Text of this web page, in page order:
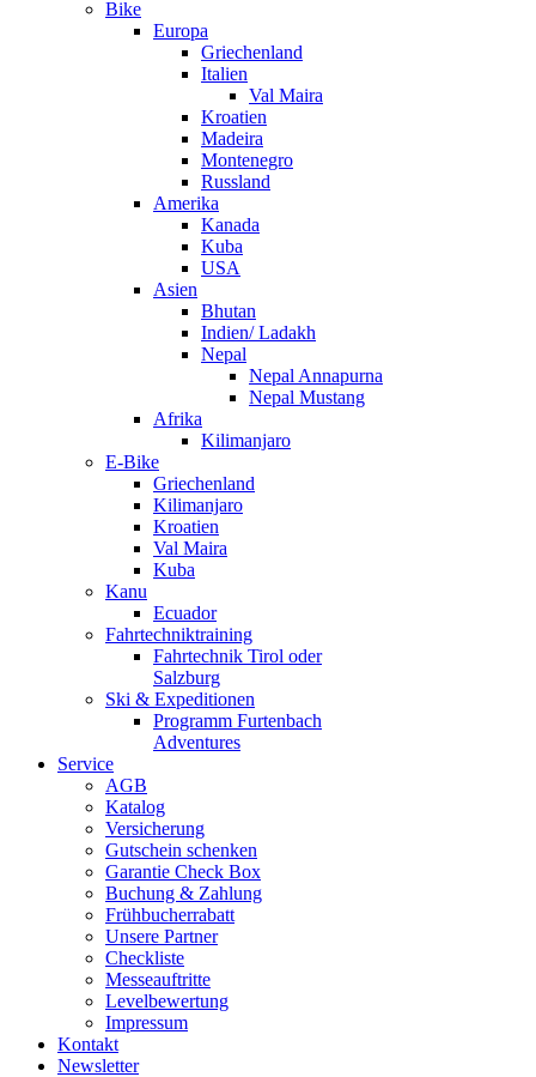
Bike
Europa
Griechenland
Italien
Val Maira
Kroatien
Madeira
Montenegro
Russland
Amerika
Kanada
Kuba
USA
Asien
Bhutan
Indien/ Ladakh
Nepal
Nepal Annapurna
Nepal Mustang
Afrika
Kilimanjaro
E-Bike
Griechenland
Kilimanjaro
Kroatien
Val Maira
Kuba
Kanu
Ecuador
Fahrtechniktraining
Fahrtechnik Tirol oder
Salzburg
Ski & Expeditionen
Programm Furtenbach
Adventures
Service
AGB
Katalog
Versicherung
Gutschein schenken
Garantie Check Box
Buchung & Zahlung
Frühbucherrabatt
Unsere Partner
Checkliste
Messeauftritte
Levelbewertung
Impressum
Kontakt
Newsletter